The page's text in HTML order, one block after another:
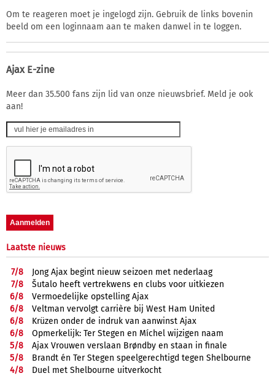
Om te reageren moet je ingelogd zijn. Gebruik de links bovenin
beeld om een loginnaam aan te maken danwel in te loggen.
Ajax E-zine
Meer dan 35.500 fans zijn lid van onze nieuwsbrief. Meld je ook
aan!
Laatste nieuws
7/8
Jong Ajax begint nieuw seizoen met nederlaag
7/8
Šutalo heeft vertrekwens en clubs voor uitkiezen
6/8
Vermoedelijke opstelling Ajax
6/8
Veltman vervolgt carrière bij West Ham United
6/8
Krüzen onder de indruk van aanwinst Ajax
6/8
Opmerkelijk: Ter Stegen en Míchel wijzigen naam
5/8
Ajax Vrouwen verslaan Brøndby en staan in finale
5/8
Brandt én Ter Stegen speelgerechtigd tegen Shelbourne
4/8
Duel met Shelbourne uitverkocht